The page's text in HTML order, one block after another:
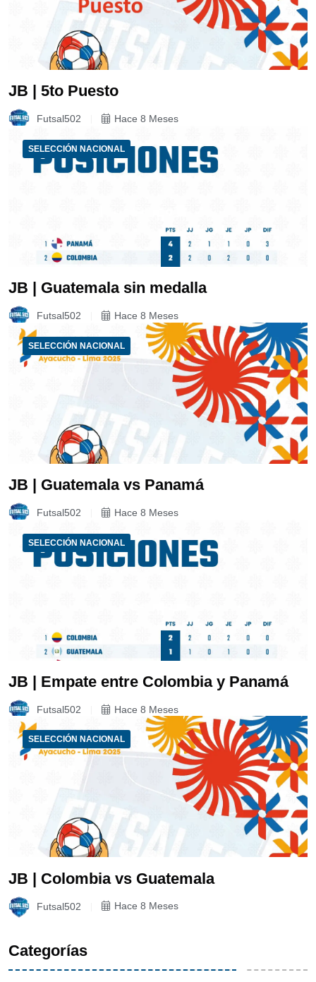
JB | 5to Puesto
Futsal502 Hace 8 Meses
SELECCIÓN NACIONAL
JB | Guatemala sin medalla
Futsal502 Hace 8 Meses
SELECCIÓN NACIONAL
JB | Guatemala vs Panamá
Futsal502 Hace 8 Meses
SELECCIÓN NACIONAL
JB | Empate entre Colombia y Panamá
Futsal502 Hace 8 Meses
SELECCIÓN NACIONAL
JB | Colombia vs Guatemala
Futsal502 Hace 8 Meses
Categorías